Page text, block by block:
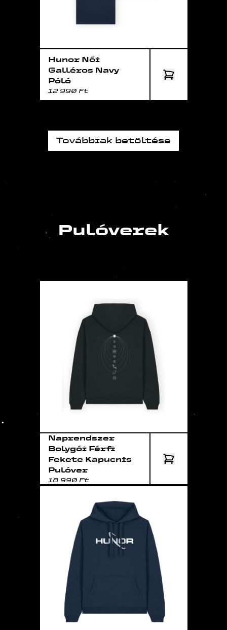
Hunor Női
Galléros Navy
Póló
12 990 Ft
Továbbiak betöltése
Pulóverek
Naprendszer
Bolygói Férfi
Fekete Kapucnis
Pulóver
18 990 Ft